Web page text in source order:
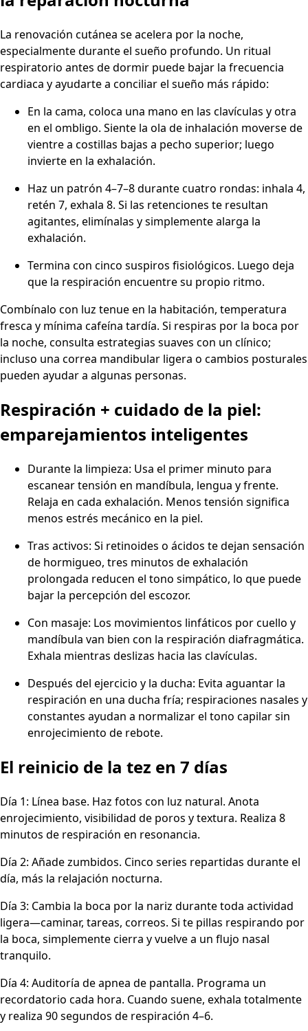
La renovación cutánea se acelera por la noche,
especialmente durante el sueño profundo. Un ritual
respiratorio antes de dormir puede bajar la frecuencia
cardiaca y ayudarte a conciliar el sueño más rápido:
En la cama, coloca una mano en las clavículas y otra
en el ombligo. Siente la ola de inhalación moverse de
vientre a costillas bajas a pecho superior; luego
invierte en la exhalación.
Haz un patrón 4–7–8 durante cuatro rondas: inhala 4,
retén 7, exhala 8. Si las retenciones te resultan
agitantes, elimínalas y simplemente alarga la
exhalación.
Termina con cinco suspiros fisiológicos. Luego deja
que la respiración encuentre su propio ritmo.
Combínalo con luz tenue en la habitación, temperatura
fresca y mínima cafeína tardía. Si respiras por la boca por
la noche, consulta estrategias suaves con un clínico;
incluso una correa mandibular ligera o cambios posturales
pueden ayudar a algunas personas.
Respiración + cuidado de la piel:
emparejamientos inteligentes
Durante la limpieza: Usa el primer minuto para
escanear tensión en mandíbula, lengua y frente.
Relaja en cada exhalación. Menos tensión significa
menos estrés mecánico en la piel.
Tras activos: Si retinoides o ácidos te dejan sensación
de hormigueo, tres minutos de exhalación
prolongada reducen el tono simpático, lo que puede
bajar la percepción del escozor.
Con masaje: Los movimientos linfáticos por cuello y
mandíbula van bien con la respiración diafragmática.
Exhala mientras deslizas hacia las clavículas.
Después del ejercicio y la ducha: Evita aguantar la
respiración en una ducha fría; respiraciones nasales y
constantes ayudan a normalizar el tono capilar sin
enrojecimiento de rebote.
El reinicio de la tez en 7 días
Día 1: Línea base. Haz fotos con luz natural. Anota
enrojecimiento, visibilidad de poros y textura. Realiza 8
minutos de respiración en resonancia.
Día 2: Añade zumbidos. Cinco series repartidas durante el
día, más la relajación nocturna.
Día 3: Cambia la boca por la nariz durante toda actividad
ligera—caminar, tareas, correos. Si te pillas respirando por
la boca, simplemente cierra y vuelve a un flujo nasal
tranquilo.
Día 4: Auditoría de apnea de pantalla. Programa un
recordatorio cada hora. Cuando suene, exhala totalmente
y realiza 90 segundos de respiración 4–6.